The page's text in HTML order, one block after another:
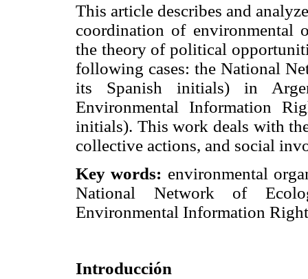
This article describes and
coordination of environmental
the theory of political
following cases: the National
its Spanish initials) in
Environmental Information
initials). This work deals with
collective actions, and social
Key words: environmental
National Network of
Environmental Information
Introducción